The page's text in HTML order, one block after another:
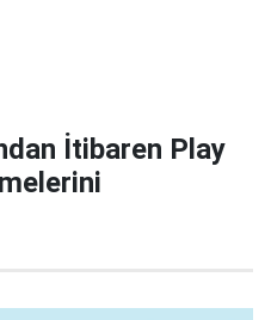
İtibaren Play